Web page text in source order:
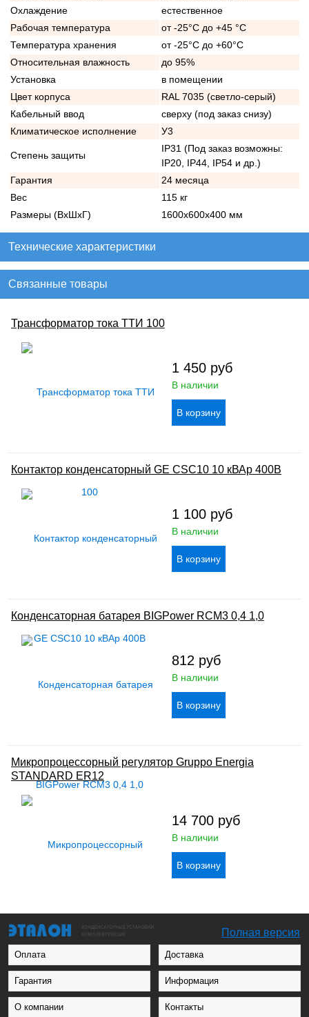
Охлаждение
естественное
Рабочая температура
от -25°C до +45 °C
Температура хранения
от -25°C до +60°C
Относительная влажность
до 95%
Установка
в помещении
Цвет корпуса
RAL 7035 (светло-серый)
Кабельный ввод
сверху (под заказ снизу)
Климатическое исполнение
У3
Степень защиты
IP31 (Под заказ возможны:
IP20, IP44, IP54 и др.)
Гарантия
24 месяца
Вес
115 кг
Размеры (ВхШхГ)
1600х600х400 мм
Технические характеристики
Связанные товары
Трансформатор тока ТТИ 100
1 450 руб
В наличии
Контактор конденсаторный GE CSC10 10 кВАр 400В
1 100 руб
В наличии
Конденсаторная батарея BIGPower RCM3 0,4 1,0
812 руб
В наличии
Микропроцессорный регулятор Gruppo Energia
STANDARD ER12
14 700 руб
В наличии
Полная версия
Оплата Доставка
Гарантия Информация
О компании Контакты